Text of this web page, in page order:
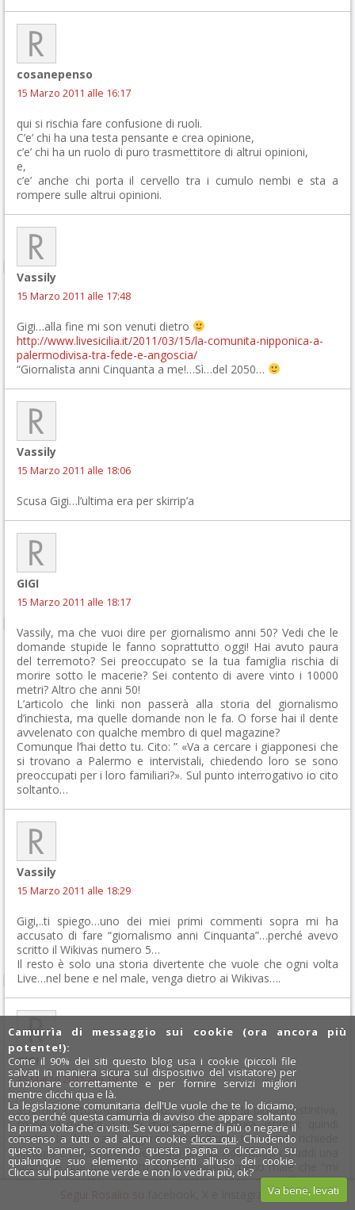
cosanepenso
15 Marzo 2011 alle 16:17
qui si rischia fare confusione di ruoli.
C’e’ chi ha una testa pensante e crea opinione,
c’e’ chi ha un ruolo di puro trasmettitore di altrui opinioni,
e,
c’e’ anche chi porta il cervello tra i cumulo nembi e sta a
rompere sulle altrui opinioni.
Vassily
15 Marzo 2011 alle 17:48
Gigi…alla fine mi son venuti dietro
http://www.livesicilia.it/2011/03/15/la-comunita-nipponica-a-
palermodivisa-tra-fede-e-angoscia/
“Giornalista anni Cinquanta a me!…Sì…del 2050…
Vassily
15 Marzo 2011 alle 18:06
Scusa Gigi…l’ultima era per skirrip’a
GIGI
15 Marzo 2011 alle 18:17
Vassily, ma che vuoi dire per giornalismo anni 50? Vedi che le
domande stupide le fanno soprattutto oggi! Hai avuto paura
del terremoto? Sei preoccupato se la tua famiglia rischia di
morire sotto le macerie? Sei contento di avere vinto i 10000
metri? Altro che anni 50!
L’articolo che linki non passerà alla storia del giornalismo
d’inchiesta, ma quelle domande non le fa. O forse hai il dente
avvelenato con qualche membro di quel magazine?
Comunque l’hai detto tu. Cito: ” «Va a cercare i giapponesi che
si trovano a Palermo e intervistali, chiedendo loro se sono
preoccupati per i loro familiari?». Sul punto interrogativo io cito
soltanto…
Vassily
15 Marzo 2011 alle 18:29
Gigi,..ti spiego…uno dei miei primi commenti sopra mi ha
accusato di fare “giornalismo anni Cinquanta”…perché avevo
scritto il Wikivas numero 5…
Il resto è solo una storia divertente che vuole che ogni volta
Live…nel bene e nel male, venga dietro ai Wikivas….
GIGI
15 Marzo 2011 alle 19:55
Sciortini, certo che per capirti… A me piace la pittura instintiva,
come la musica, i testi musicali, la scrittura, istintivi; quindi
anche la lettura. Leggere quest’ultimo tuo post richiede
rilettura e concentrazione straordinaria. Addirittura cafuddi una
virgola e due puntini tutti in una volta! E meno male che “mi
spieghi”! Smettila con questi puntini senza spazi
Poi, ti
spiego. Come William. Ma perché tutti questi nomi strani? w y.
x
Instagram
Camurrìa di messaggio sui cookie (ora ancora più
potente!):
Come il 90% dei siti questo blog usa i cookie (piccoli file
salvati in maniera sicura sul dispositivo del visitatore) per
funzionare correttamente e per fornire servizi migliori
mentre clicchi qua e là.
La legislazione comunitaria dell'Ue vuole che te lo diciamo,
ecco perché questa camurrìa di avviso che appare soltanto
la prima volta che ci visiti. Se vuoi saperne di più o negare il
consenso a tutti o ad alcuni cookieclicca qui. Chiudendo
questo banner, scorrendo questa pagina o cliccando su
qualunque suo elemento acconsenti all'uso dei cookie.
Clicca sul pulsantone verde e non lo vedrai più, ok?
Va bene, levati